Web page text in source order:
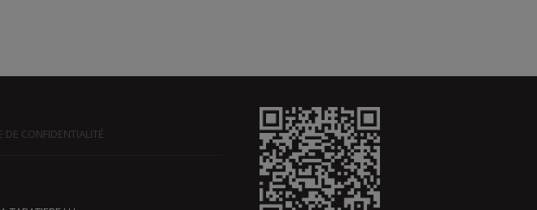
DE CONFIDENTIALITÉ